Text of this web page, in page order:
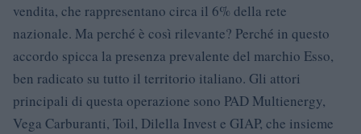
vendita, che rappresentano circa il 6% della rete
nazionale. Ma perché è così rilevante? Perché in questo
accordo spicca la presenza prevalente del marchio Esso,
ben radicato su tutto il territorio italiano. Gli attori
principali di questa operazione sono PAD Multienergy,
Vega Carburanti, Toil, Dilella Invest e GIAP, che insieme